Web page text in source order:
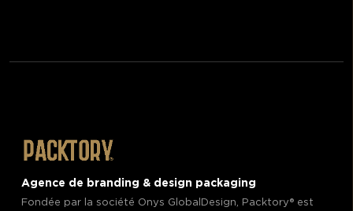
Agence de branding & design packaging
Fondée par la société Onys GlobalDesign, Packtory®️ est